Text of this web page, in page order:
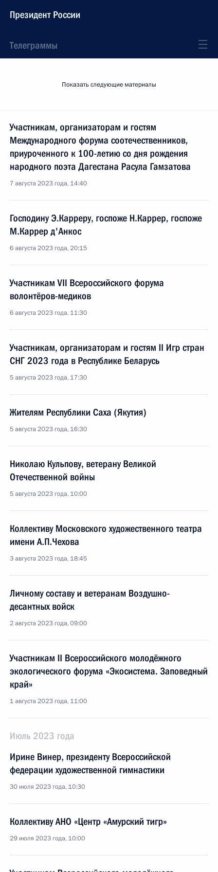
Президент России
Телеграммы
Показать следующие материалы
Участникам, организаторам и гостям
Международного форума соотечественников,
приуроченного к 100-летию со дня рождения
народного поэта Дагестана Расула Гамзатова
7 августа 2023 года, 14:40
Господину Э.Карреру, госпоже Н.Каррер, госпоже
М.Каррер д'Анкос
6 августа 2023 года, 20:15
Участникам VII Всероссийского форума
волонтёров-медиков
6 августа 2023 года, 11:30
Участникам, организаторам и гостям II Игр стран
СНГ 2023 года в Республике Беларусь
5 августа 2023 года, 17:30
Жителям Республики Саха (Якутия)
5 августа 2023 года, 16:30
Николаю Кульпову, ветерану Великой
Отечественной войны
5 августа 2023 года, 10:00
Коллективу Московского художественного театра
имени А.П.Чехова
3 августа 2023 года, 18:45
Личному составу и ветеранам Воздушно-
десантных войск
2 августа 2023 года, 09:00
Участникам II Всероссийского молодёжного
экологического форума «Экосистема. Заповедный
край»
1 августа 2023 года, 11:00
Июль 2023 года
Ирине Винер, президенту Всероссийской
федерации художественной гимнастики
30 июля 2023 года, 10:30
Коллективу АНО «Центр «Амурский тигр»
29 июля 2023 года, 10:00